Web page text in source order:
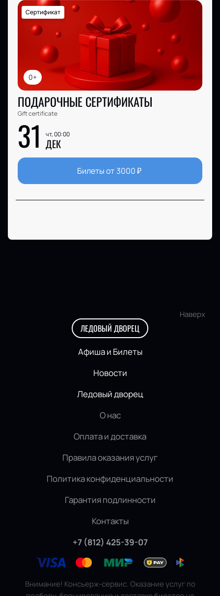
0+
Сертификат
ПОДАРОЧНЫЕ СЕРТИФИКАТЫ
Gift certificate
31 чт, 00:00
ДЕК
Билеты от 3000₽
Наверх
ЛЕДОВЫЙ ДВОРЕЦ
Афиша и Билеты
Новости
Ледовый дворец
О нас
Оплата и доставка
Правила оказания услуг
Политика конфиденциальности
Гарантия подлинности
Контакты
+7 (812) 425-39-07
Внимание! Консьерж-сервис. Оказание услуг по